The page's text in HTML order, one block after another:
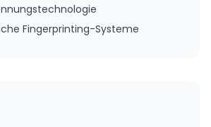
Fingerprinting-Systeme